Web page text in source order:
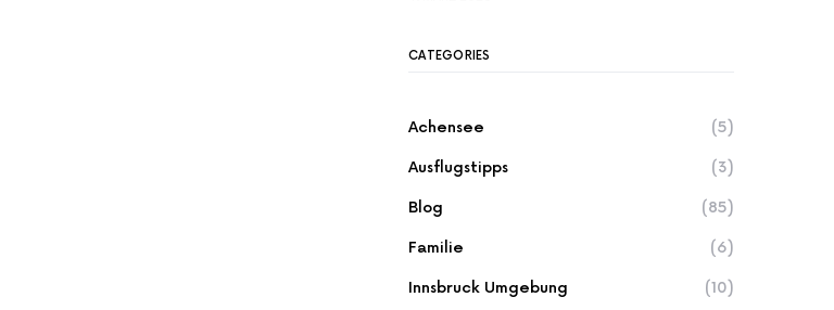
CATEGORIES
Achensee (5)
Ausflugstipps (3)
Blog (85)
Familie (6)
Innsbruck Umgebung (10)